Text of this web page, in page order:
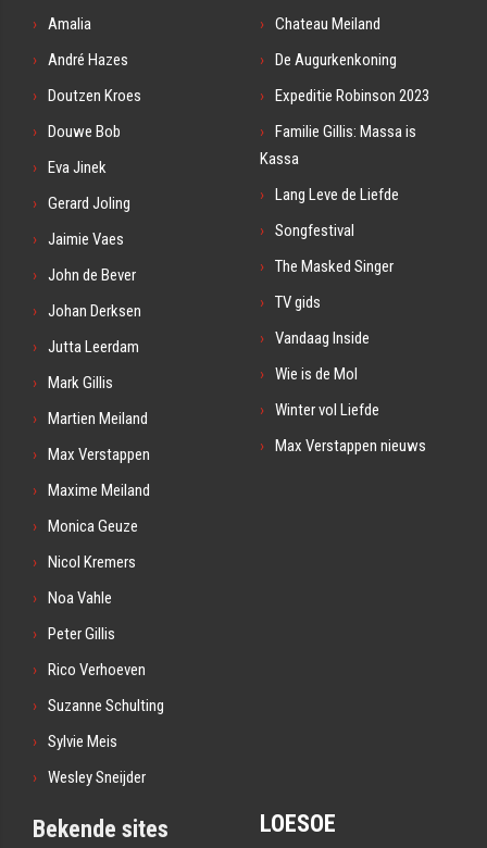
Amalia
André Hazes
Doutzen Kroes
Douwe Bob
Eva Jinek
Gerard Joling
Jaimie Vaes
John de Bever
Johan Derksen
Jutta Leerdam
Mark Gillis
Martien Meiland
Max Verstappen
Maxime Meiland
Monica Geuze
Nicol Kremers
Noa Vahle
Peter Gillis
Rico Verhoeven
Suzanne Schulting
Sylvie Meis
Wesley Sneijder
Chateau Meiland
De Augurkenkoning
Expeditie Robinson 2023
Familie Gillis: Massa is
Kassa
Lang Leve de Liefde
Songfestival
The Masked Singer
TV gids
Vandaag Inside
Wie is de Mol
Winter vol Liefde
Max Verstappen nieuws
Bekende sites LOESOE